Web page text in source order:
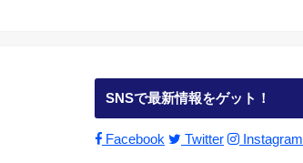
SNSで最新情報をゲット！
Facebook Twitter Instagram